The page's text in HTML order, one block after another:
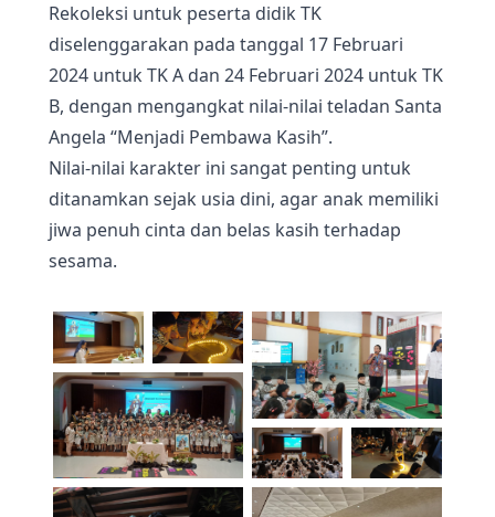
Rekoleksi untuk peserta didik TK
diselenggarakan pada tanggal 17 Februari
2024 untuk TK A dan 24 Februari 2024 untuk TK
B, dengan mengangkat nilai-nilai teladan Santa
Angela “Menjadi Pembawa Kasih”.
Nilai-nilai karakter ini sangat penting untuk
ditanamkan sejak usia dini, agar anak memiliki
jiwa penuh cinta dan belas kasih terhadap
sesama.